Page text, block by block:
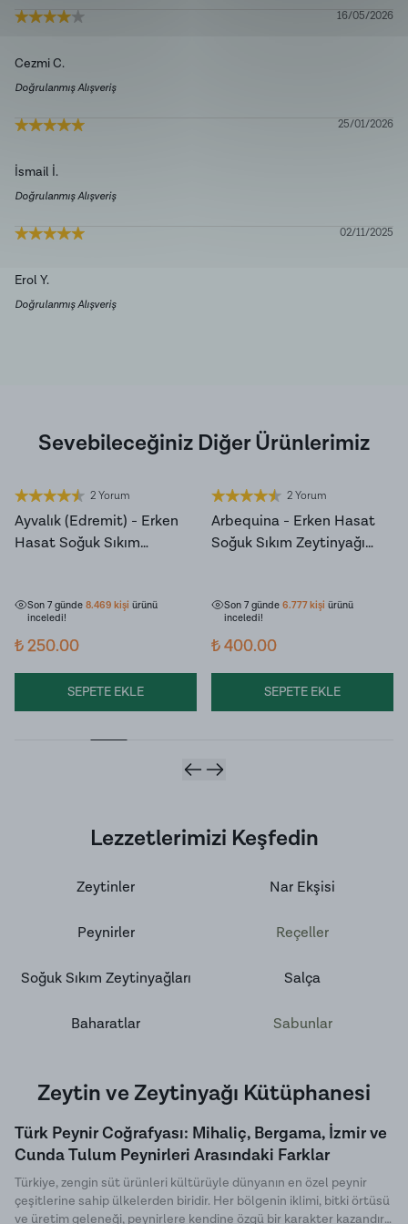
CezmiC.
Doğrulanmış Alışveriş
16/05/2026
İsmail İ.
Doğrulanmış Alışveriş
25/01/2026
Erol Y.
Doğrulanmış Alışveriş
02/11/2025
Sevebileceğiniz Diğer Ürünlerimiz
YENİ HASAT 2 Yorum
Ayvalık (Edremit) - Erken
Hasat Soğuk Sıkım
Son 7 günde 8.469 kişi ürünü
inceledi!
₺ 250.00
SEPETE EKLE
YENİ HASAT 2 Yorum
Arbequina - Erken Hasat
Soğuk Sıkım Zeytinyağı
Son 7 günde 6.777kişi ürünü
inceledi!
₺ 400.00
SEPETE EKLE
Lezzetlerimizi Keşfedin
Zeytinler Nar Ekşisi
Peynirler Reçeller
Soğuk Sıkım Zeytinyağları Salça
Baharatlar Sabunlar
Zeytin ve Zeytinyağı Kütüphanesi
Türk Peynir Coğrafyası: Mihaliç, Bergama, İzmir ve
Cunda Tulum Peynirleri Arasındaki Farklar
Türkiye, zengin süt ürünleri kültürüyle dünyanın en özel peynir
çeşitlerine sahip ülkelerden biridir. Her bölgenin iklimi, bitki örtüsü
ve üretim geleneği, peynirlere kendine özgü bir karakter kazandırır.